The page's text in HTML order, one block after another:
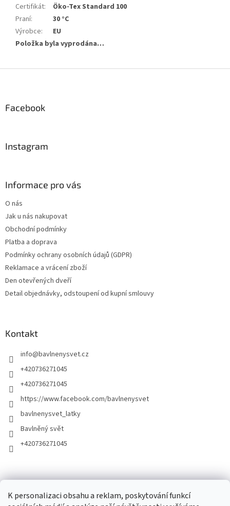
K personalizaci obsahu a reklam, poskytování funkcí
Certifikát:
Öko-Tex Standard 100
Praní:
30 °C
Výrobce:
EU
Položka byla vyprodána…
Facebook
Instagram
Informace pro vás
O nás
Jak u nás nakupovat
Obchodní podmínky
Platba a doprava
Podmínky ochrany osobních údajů (GDPR)
Reklamace a vrácení zboží
Den otevřených dveří
Detail objednávky, odstoupení od kupní smlouvy
Kontakt
info@bavlnenysvet.cz
+420736271045
+420736271045
https://www.facebook.com/bavlnenysvet
bavlnenysvet_latky
Bavlněný svět
+420736271045